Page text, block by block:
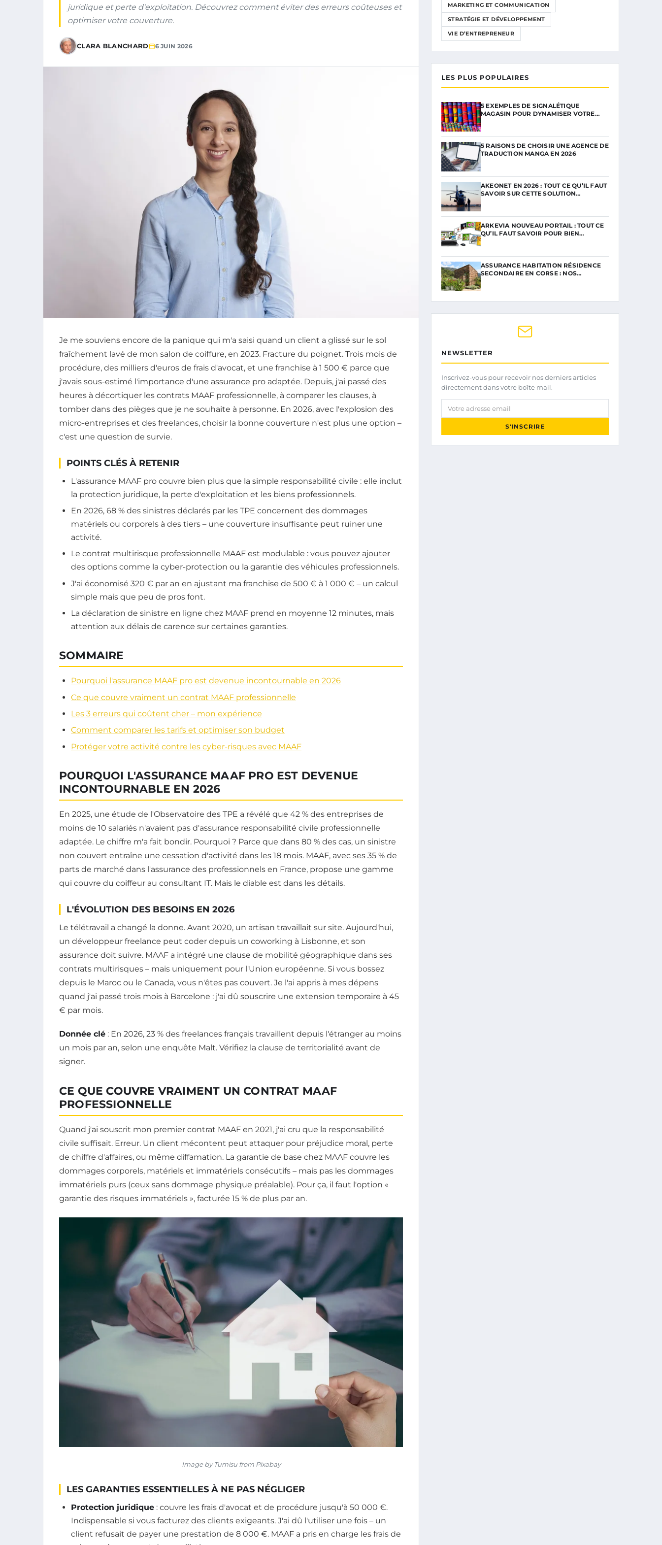
juridique et perte d'exploitation. Découvrez comment éviter des erreurs coûteuses et
optimiser votre couverture.
CLARA BLANCHARD 6 JUIN 2026
Je me souviens encore de la panique qui m'a saisi quand un client a glissé sur le sol
fraîchement lavé de mon salon de coiffure, en 2023. Fracture du poignet. Trois mois de
procédure, des milliers d'euros de frais d'avocat, et une franchise à 1 500 € parce que
j'avais sous-estimé l'importance d'une assurance pro adaptée. Depuis, j'ai passé des
heures à décortiquer les contrats MAAF professionnelle, à comparer les clauses, à
tomber dans des pièges que je ne souhaite à personne. En 2026, avec l'explosion des
micro-entreprises et des freelances, choisir la bonne couverture n'est plus une option –
c'est une question de survie.
POINTS CLÉS À RETENIR
L'assurance MAAF pro couvre bien plus que la simple responsabilité civile : elle inclut
la protection juridique, la perte d'exploitation et les biens professionnels.
En 2026, 68 % des sinistres déclarés par les TPE concernent des dommages
matériels ou corporels à des tiers – une couverture insuffisante peut ruiner une
activité.
Le contrat multirisque professionnelle MAAF est modulable : vous pouvez ajouter
des options comme la cyber-protection ou la garantie des véhicules professionnels.
J'ai économisé 320 € par an en ajustant ma franchise de 500 € à 1 000 € – un calcul
simple mais que peu de pros font.
La déclaration de sinistre en ligne chez MAAF prend en moyenne 12 minutes, mais
attention aux délais de carence sur certaines garanties.
SOMMAIRE
Pourquoi l'assurance MAAF pro est devenue incontournable en 2026
Ce que couvre vraiment un contrat MAAF professionnelle
Les 3 erreurs qui coûtent cher – mon expérience
Comment comparer les tarifs et optimiser son budget
Protéger votre activité contre les cyber-risques avec MAAF
POURQUOI L'ASSURANCE MAAF PRO EST DEVENUE
INCONTOURNABLE EN 2026
En 2025, une étude de l'Observatoire des TPE a révélé que 42 % des entreprises de
moins de 10 salariés n'avaient pas d'assurance responsabilité civile professionnelle
adaptée. Le chiffre m'a fait bondir. Pourquoi ? Parce que dans 80 % des cas, un sinistre
non couvert entraîne une cessation d'activité dans les 18 mois. MAAF, avec ses 35 % de
parts de marché dans l'assurance des professionnels en France, propose une gamme
qui couvre du coiffeur au consultant IT. Mais le diable est dans les détails.
L'ÉVOLUTION DES BESOINS EN 2026
Le télétravail a changé la donne. Avant 2020, un artisan travaillait sur site. Aujourd'hui,
un développeur freelance peut coder depuis un coworking à Lisbonne, et son
assurance doit suivre. MAAF a intégré une clause de mobilité géographique dans ses
contrats multirisques – mais uniquement pour l'Union européenne. Si vous bossez
depuis le Maroc ou le Canada, vous n'êtes pas couvert. Je l'ai appris à mes dépens
quand j'ai passé trois mois à Barcelone : j'ai dû souscrire une extension temporaire à 45
€ par mois.
Donnée clé : En 2026, 23 % des freelances français travaillent depuis l'étranger au moins
un mois par an, selon une enquête Malt. Vérifiez la clause de territorialité avant de
signer.
CE QUE COUVRE VRAIMENT UN CONTRAT MAAF
PROFESSIONNELLE
Quand j'ai souscrit mon premier contrat MAAF en 2021, j'ai cru que la responsabilité
civile suffisait. Erreur. Un client mécontent peut attaquer pour préjudice moral, perte
de chiffre d'affaires, ou même diffamation. La garantie de base chez MAAF couvre les
dommages corporels, matériels et immatériels consécutifs – mais pas les dommages
immatériels purs (ceux sans dommage physique préalable). Pour ça, il faut l'option «
garantie des risques immatériels », facturée 15 % de plus par an.
Image by Tumisu from Pixabay
LES GARANTIES ESSENTIELLES À NE PAS NÉGLIGER
Protection juridique : couvre les frais d'avocat et de procédure jusqu'à 50 000 €.
Indispensable si vous facturez des clients exigeants. J'ai dû l'utiliser une fois – un
client refusait de payer une prestation de 8 000 €. MAAF a pris en charge les frais de
MARKETING ET COMMUNICATION
STRATÉGIE ET DÉVELOPPEMENT
VIE D’ENTREPRENEUR
LES PLUS POPULAIRES
5 EXEMPLES DE SIGNALÉTIQUE
MAGASIN POUR DYNAMISER VOTRE…
5 RAISONS DE CHOISIR UNE AGENCE DE
TRADUCTION MANGA EN 2026
AKEONET EN 2026 : TOUT CE QU’IL FAUT
SAVOIR SUR CETTE SOLUTION…
ARKEVIA NOUVEAU PORTAIL : TOUT CE
QU’IL FAUT SAVOIR POUR BIEN…
ASSURANCE HABITATION RÉSIDENCE
SECONDAIRE EN CORSE : NOS…
NEWSLETTER
Inscrivez-vous pour recevoir nos derniers articles
directement dans votre boîte mail.
Votre adresse email
S'INSCRIRE